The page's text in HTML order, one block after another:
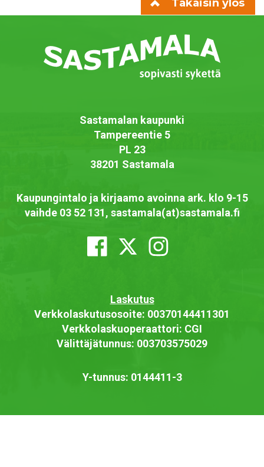
Takaisin ylös
Sastamalan kaupunki
Tampereentie 5
PL 23
38201 Sastamala
Kaupungintalo ja kirjaamo avoinna ark. klo 9-15
vaihde 03 52 131, sastamala(at)sastamala.fi
Laskutus
Verkkolaskutusosoite: 00370144411301
Verkkolaskuoperaattori: CGI
Välittäjätunnus: 003703575029
Y-tunnus: 0144411-3